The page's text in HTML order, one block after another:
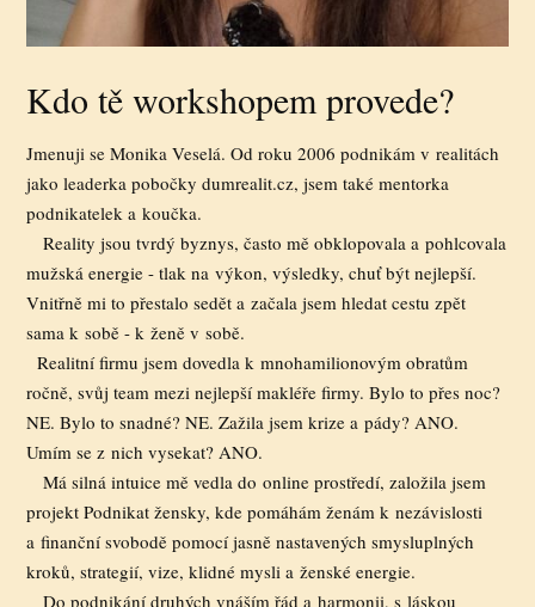
Kdo tě workshopem provede?
Jmenuji se Monika Veselá. Od roku 2006 podnikám v realitách
jako leaderka pobočky dumrealit.cz, jsem také mentorka
podnikatelek a koučka.
Reality jsou tvrdý byznys, často mě obklopovala a pohlcovala
mužská energie - tlak na výkon, výsledky, chuť být nejlepší.
Vnitřně mi to přestalo sedět a začala jsem hledat cestu zpět
sama k sobě - k ženě v sobě.
Realitní firmu jsem dovedla k mnohamilionovým obratům
ročně, svůj team mezi nejlepší makléře firmy. Bylo to přes noc?
NE. Bylo to snadné? NE. Zažila jsem krize a pády? ANO.
Umím se z nich vysekat? ANO.
Má silná intuice mě vedla do online prostředí, založila jsem
projekt Podnikat žensky, kde pomáhám ženám k nezávislosti
a finanční svobodě pomocí jasně nastavených smysluplných
kroků, strategií, vize, klidné mysli a ženské energie.
Do podnikání druhých vnáším řád a harmonii, s láskou